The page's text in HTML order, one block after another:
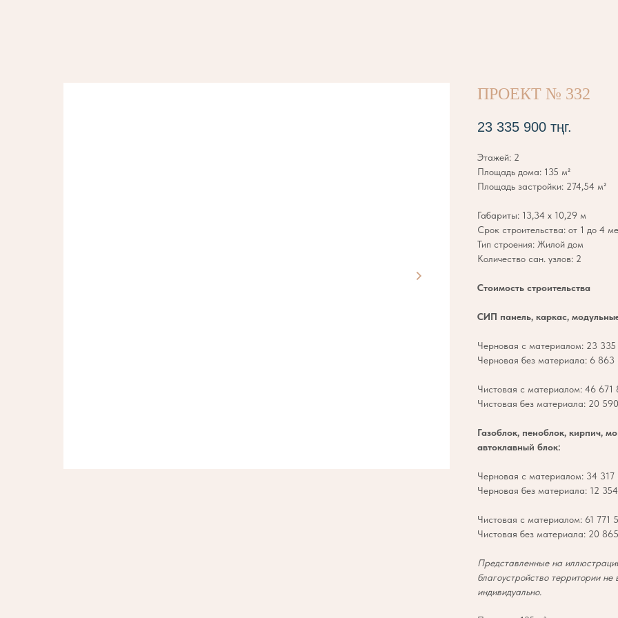
ПРОЕКТ № 332
23 335 900 тңг.
Этажей: 2
Площадь дома: 135 м²
Площадь застройки: 274,54 м²
Габариты: 13,34 х 10,29 м
Срок строительства: от 1 до 4
Тип строения: Жилой дом
Количество сан. узлов: 2
Стоимость строительства
СИП панель, каркас,
Черновая с материалом: 23 335
Черновая без материала: 6 863
Чистовая с материалом: 46 671
Чистовая без материала: 20
Газоблок, пеноблок, кирпич,
автоклавный блок:
Черновая с материалом: 34 317
Черновая без материала: 12
Чистовая с материалом: 61 771
Чистовая без материала: 20
Представленные на
благоустройство территории
индивидуально.